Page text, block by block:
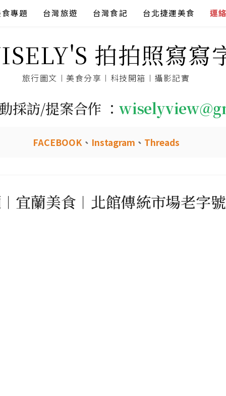
專題 台灣旅遊 台灣食記 台北捷運美食 連
拍拍照寫寫
旅行圖文︱美食分享︱科技開箱︱攝影記實
採訪/提案合作 ：
FACEBOOK、 Instagram 、 Threads
宜蘭美食︱北館傳統市場老字